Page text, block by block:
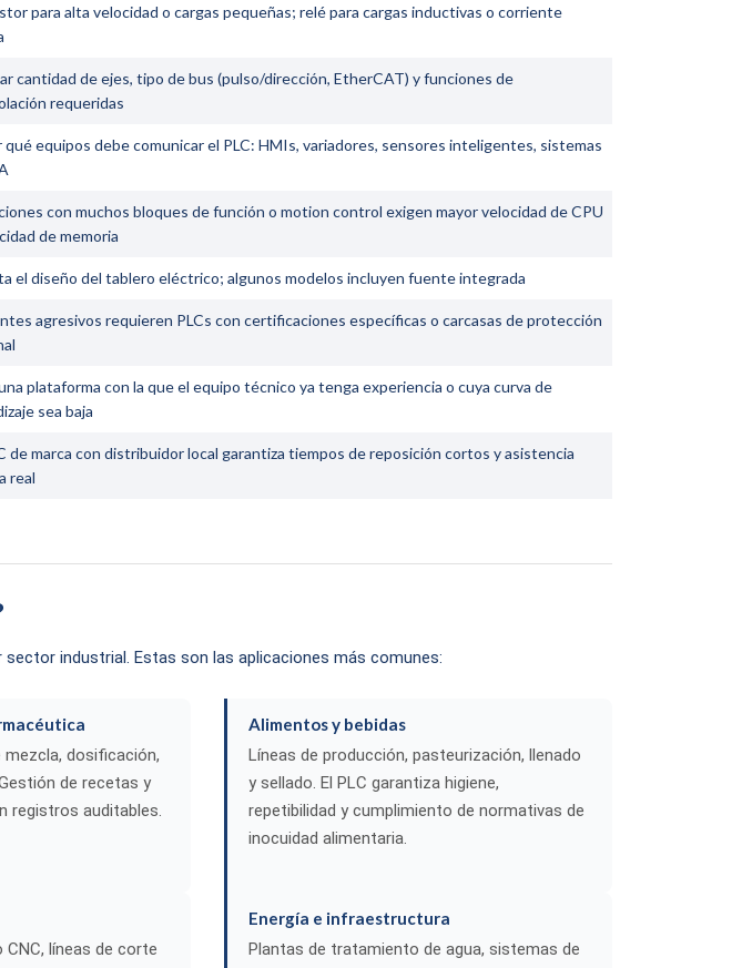
para alta velocidad o cargas pequeñas; relé para cargas inductivas o corriente
cantidad de ejes, tipo de bus (pulso/dirección, EtherCAT) y funciones de
requeridas
qué equipos debe comunicar el PLC: HMIs, variadores, sensores inteligentes, sistemas
con muchos bloques de función o motion control exigen mayor velocidad de CPU
de memoria
el diseño del tablero eléctrico; algunos modelos incluyen fuente integrada
agresivos requieren PLCs con certificaciones específicas o carcasas de protección
plataforma con la que el equipo técnico ya tenga experiencia o cuya curva de
sea baja
de marca con distribuidor local garantiza tiempos de reposición cortos y asistencia
real
industrial. Estas son las aplicaciones más comunes:
dosificación,
de recetas y
registros auditables.
Alimentos y bebidas
Líneas de producción, pasteurización, llenado
y sellado. El PLC garantiza higiene,
repetibilidad y cumplimiento de normativas de
inocuidad alimentaria.
líneas de corte
Energía e infraestructura
Plantas de tratamiento de agua, sistemas de